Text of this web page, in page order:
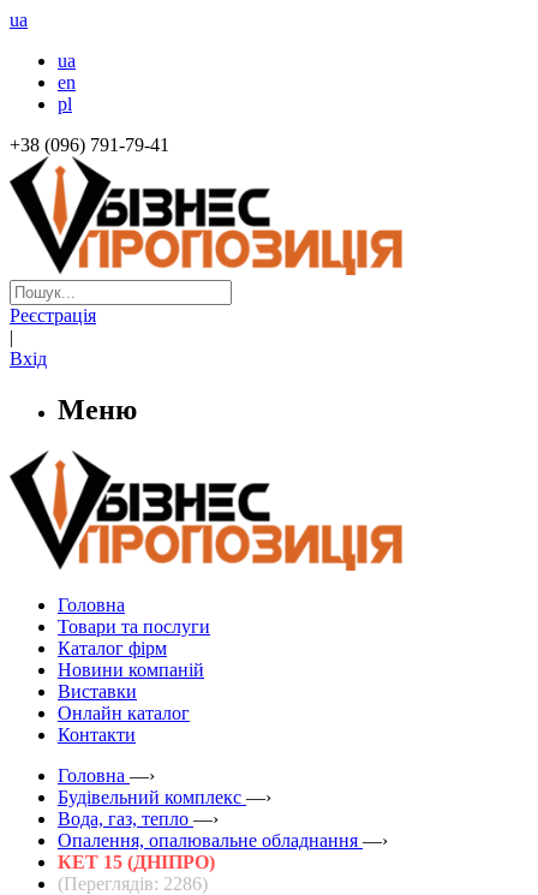
ua
ua
en
pl
+38 (096) 791-79-41
Реєстрація
|
Вхід
Меню
Головна
Товари та послуги
Каталог фірм
Новини компаній
Виставки
Онлайн каталог
Контакти
Головна —›
Будівельний комплекс —›
Вода, газ, тепло —›
Опалення, опалювальне обладнання —›
КЕТ 15 (ДНІПРО)
(Переглядів: 2286)